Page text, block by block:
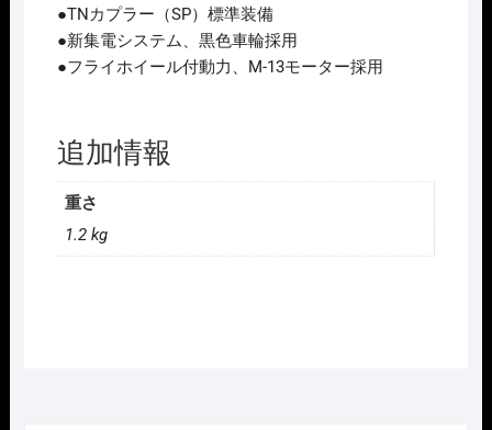
●TNカプラー（SP）標準装備
●新集電システム、黒色車輪採用
●フライホイール付動力、M-13モーター採用
追加情報
重さ
1.2 kg